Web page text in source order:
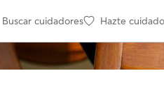
Buscar cuidadores Hazte